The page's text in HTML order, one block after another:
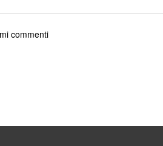
commenti